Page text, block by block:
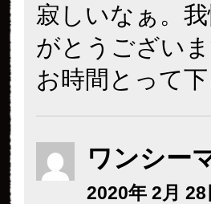
寂しいなぁ。
がとうござい
お時間とって下
ワンシー
2020年 2月 28